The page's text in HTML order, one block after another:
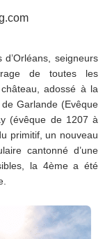
seigneurs
de toutes les
adossé à la
Garlande (Evêque
(évêque de 1207 à
primitif, un nouveau
cantonné d’une
la 4ème a été